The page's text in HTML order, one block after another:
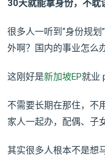
30天就能拿身份，不耽
很多人一听到“身份规
外啊？国内的事业怎么
这刚好是新加坡EP就业
不需要长期在那住，不
家人一起办，配偶、子
其实很多人根本不是想